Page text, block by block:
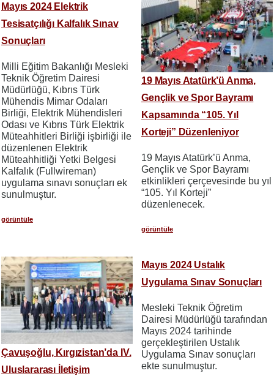
Mayıs 2024 Elektrik
Tesisatçılığı Kalfalık Sınav
Sonuçları
Milli Eğitim Bakanlığı Mesleki
Teknik Öğretim Dairesi
Müdürlüğü, Kıbrıs Türk
Mühendis Mimar Odaları
Birliği, Elektrik Mühendisleri
Odası ve Kıbrıs Türk Elektrik
Müteahhitleri Birliği işbirliği ile
düzenlenen Elektrik
Müteahhitliği Yetki Belgesi
Kalfalık (Fullwireman)
uygulama sınavı sonuçları ek
sunulmuştur.
görüntüle
19 Mayıs Atatürk’ü Anma,
Gençlik ve Spor Bayramı
Kapsamında “105. Yıl
Korteji” Düzenleniyor
19 Mayıs Atatürk’ü Anma,
Gençlik ve Spor Bayramı
etkinlikleri çerçevesinde bu yıl
“105. Yıl Korteji”
düzenlenecek.
görüntüle
Çavuşoğlu, Kırgızistan’da IV.
Uluslararası İletişim
Mayıs 2024 Ustalık
Uygulama Sınav Sonuçları
Mesleki Teknik Öğretim
Dairesi Müdürlüğü tarafından
Mayıs 2024 tarihinde
gerçekleştirilen Ustalık
Uygulama Sınav sonuçları
ekte sunulmuştur.